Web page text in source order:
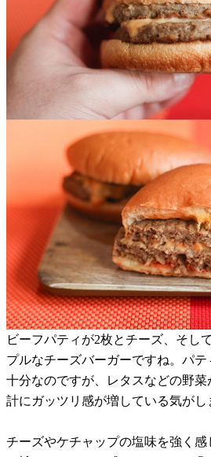
ビーフパティが2枚とチーズ、そし
プルなチーズバーガーですね。パ
十分なのですが、レタスなどの野
計にガッツリ感が増している気がし
チーズやケチャップの塩味を強く